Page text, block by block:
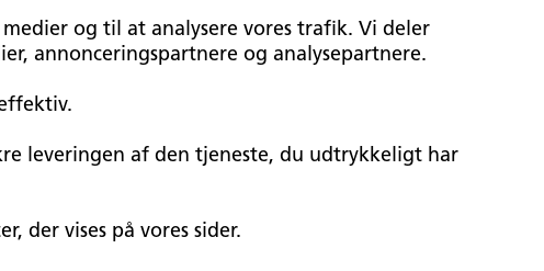
og til at analysere vores trafik. Vi deler
annonceringspartnere og analysepartnere.
leveringen af den tjeneste, du udtrykkeligt har
der vises på vores sider.